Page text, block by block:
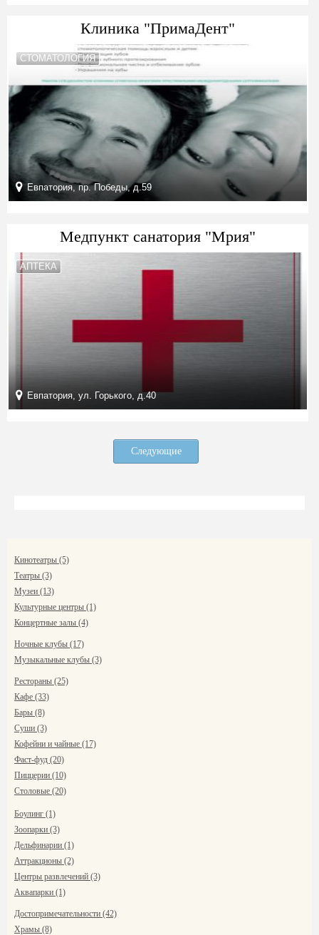
Клиника "ПримаДент"
СТОМАТОЛОГИЯ
Евпатория, пр. Победы, д.59
Медпункт санатория "Мрия"
АПТЕКА
Евпатория, ул. Горького, д.40
Следующие
Кинотеатры (5)
Театры (3)
Музеи (13)
Культурные центры (1)
Концертные залы (4)
Ночные клубы (17)
Музыкальные клубы (3)
Рестораны (25)
Кафе (33)
Бары (8)
Суши (3)
Кофейни и чайные (17)
Фаст-фуд (20)
Пиццерии (10)
Столовые (20)
Боулинг (1)
Зоопарки (3)
Дельфинарии (1)
Аттракционы (2)
Центры развлечений (3)
Аквапарки (1)
Достопримечательности (42)
Храмы (8)